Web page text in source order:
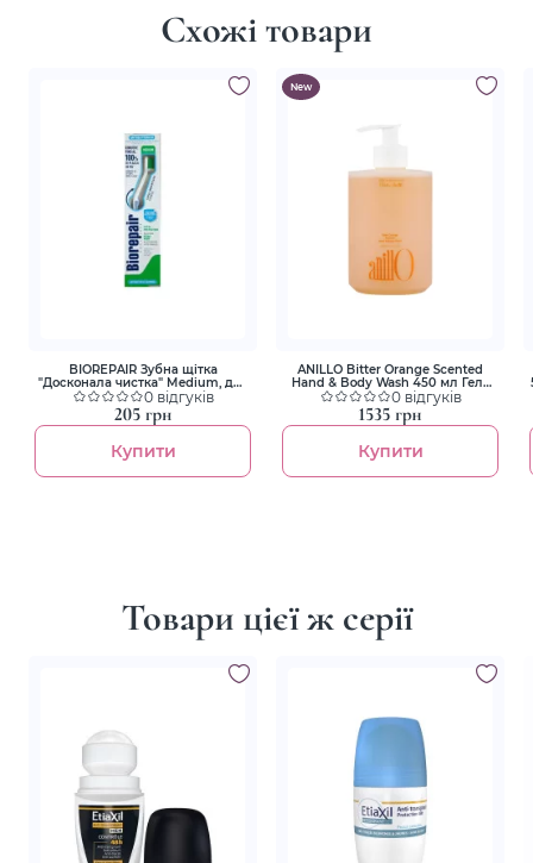
Схожі товари
BIOREPAIR Зубна щітка
"Досконала чистка" Medium, для
щоденного догляду блакитна
0 відгуків
205 грн
Купити
New
ANILLO Bitter Orange Scented
Hand & Body Wash 450 мл Гель
для рук і тіла
0 відгуків
1535 грн
Купити
Товари цієї ж серії